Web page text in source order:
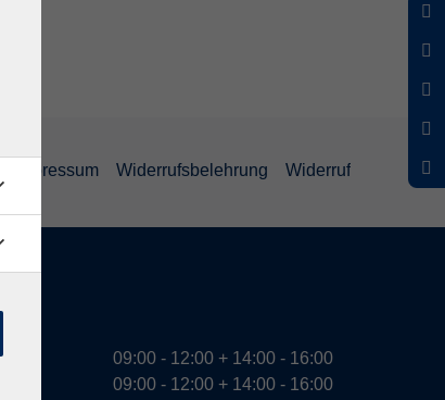
Impressum Widerrufsbelehrung Widerruf
09:00 - 12:00 + 14:00 - 16:00
09:00 - 12:00 + 14:00 - 16:00